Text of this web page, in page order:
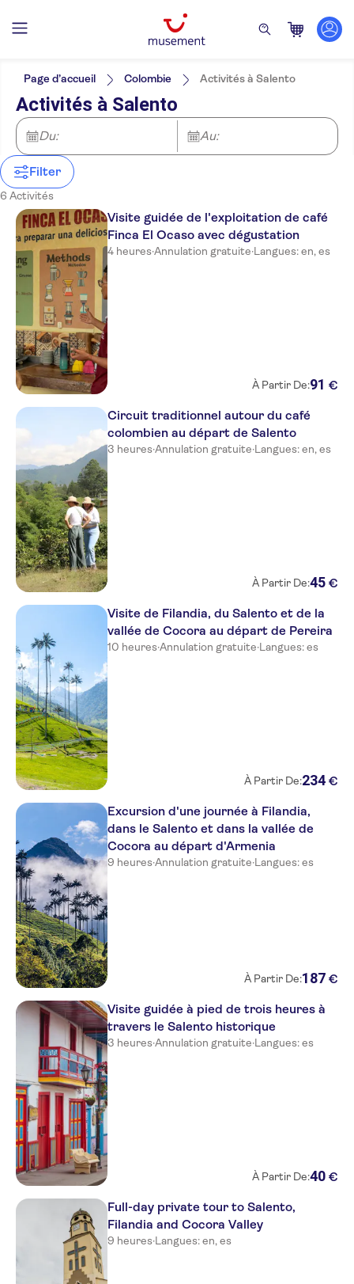
Filtres
NO-PICKUP
Options de billets
Visite guidée
Bon numérique
Confirmation instantanée
Entrée incluse
Touche locale
Repas inclus
Activités
Activités de plein air
Nature
Visites à pied
Tourisme et traditions
Attractions et visites guidées
Langue
Page d’accueil Colombie Activités à Salento
Activités à Salento
Du: Au:
Filter
6 Activités
Visite guidée de l'exploitation de café
Finca El Ocaso avec dégustation
4 heures·Annulation gratuite·Langues: en, es
À Partir De:91 €
Circuit traditionnel autour du café
colombien au départ de Salento
3 heures·Annulation gratuite·Langues: en, es
À Partir De:45 €
Visite de Filandia, du Salento et de la
vallée de Cocora au départ de Pereira
10 heures·Annulation gratuite·Langues: es
À Partir De:234 €
Excursion d'une journée à Filandia,
dans le Salento et dans la vallée de
Cocora au départ d'Armenia
9 heures·Annulation gratuite·Langues: es
À Partir De:187 €
Visite guidée à pied de trois heures à
travers le Salento historique
3 heures·Annulation gratuite·Langues: es
À Partir De:40 €
Full-day private tour to Salento,
Filandia and Cocora Valley
9 heures·Langues: en, es